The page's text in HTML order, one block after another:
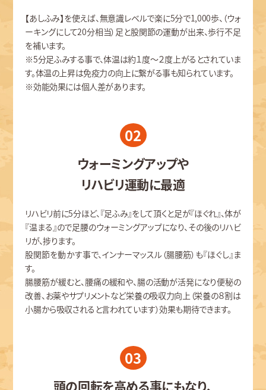
【あしふみ】を使えば、無意識レベルで楽に5分で1,000歩、（ウォ
ーキングにして20分相当）足と股関節の運動が出来、歩行不足
を補います。
※5分足ふみする事で、体温は約１度～２度上がるとされていま
す。体温の上昇は免疫力の向上に繋がる事も知られています。
※効能効果には個人差があります。
02
ウォーミングアップや
リハビリ運動に最適
リハビリ前に5分ほど、『足ふみ』をして頂くと足が『ほぐれ』、体が
『温まる』ので足腰のウォーミングアップになり、その後のリハビ
リが、捗ります。
股関節を動かす事で、インナーマッスル（腸腰筋）も『ほぐし』ま
す。
腸腰筋が緩むと、腰痛の緩和や、腸の活動が活発になり便秘の
改善、お薬やサプリメントなど栄養の吸収力向上（栄養の８割は
小腸から吸収されると言われています）効果も期待できます。
03
頭の回転を高める事にもなり、